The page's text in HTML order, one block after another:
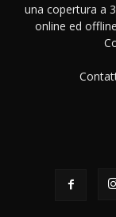
una copertura a
online ed